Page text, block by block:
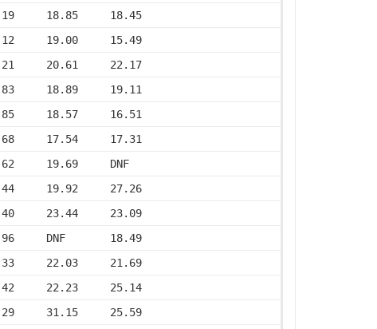
18.85     18.45
19.00     15.49
20.61     22.17
18.89     19.11
18.57     16.51
17.54     17.31
19.69     DNF
19.92     27.26
23.44     23.09
DNF       18.49
22.03     21.69
22.23     25.14
31.15     25.59